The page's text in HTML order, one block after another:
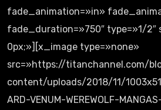
fade_animation=»in»
fade_duration=»750″ type=»1/2″
0px;»][x_image type=»none»
src=»https://titanchannel.com/
content/uploads/2018/11/
ARD-VENUM-WEREWOLF-